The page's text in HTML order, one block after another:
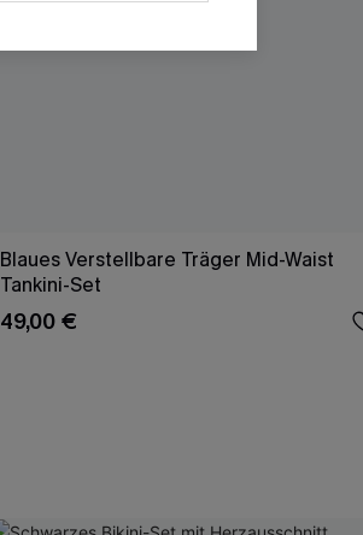
Blaues Verstellbare Träger Mid-Waist
Tankini-Set
49,00 €